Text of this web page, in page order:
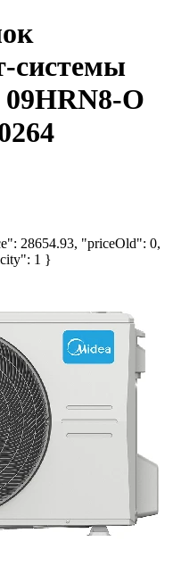
системы
09HRN8-O
28654.93, "priceOld": 0,
1 }